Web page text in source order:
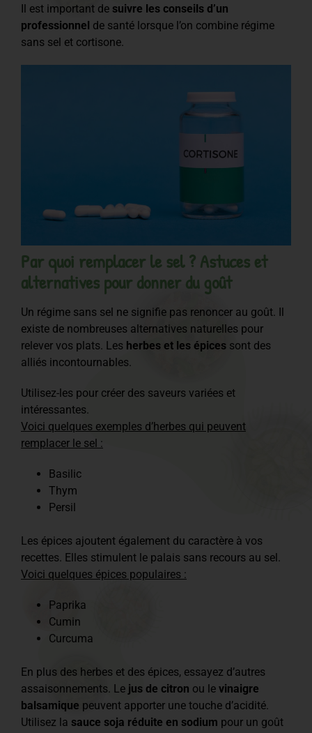
Il est important de suivre les conseils d’un
professionnel de santé lorsque l’on combine régime
sans sel et cortisone.
Par quoi remplacer le sel ? Astuces et
alternatives pour donner du goût
Un régime sans sel ne signifie pas renoncer au goût. Il
existe de nombreuses alternatives naturelles pour
relever vos plats. Les herbes et les épices sont des
alliés incontournables.
Utilisez-les pour créer des saveurs variées et
intéressantes.
Voici quelques exemples d’herbes qui peuvent
remplacer le sel :
Basilic
Thym
Persil
Les épices ajoutent également du caractère à vos
recettes. Elles stimulent le palais sans recours au sel.
Voici quelques épices populaires :
Paprika
Cumin
Curcuma
En plus des herbes et des épices, essayez d’autres
assaisonnements. Le jus de citron ou le vinaigre
balsamique peuvent apporter une touche d’acidité.
Utilisez la sauce soja réduite en sodium pour un goût